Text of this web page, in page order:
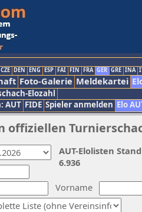
CZE DEN ENG ESP FAI FIN FRA GER GRE INA
Foto-Galerie Meldekartei
Elozahl
AUT FIDE Spieler anmelden Elo
Vorname
AUT-Elolisten
6.936